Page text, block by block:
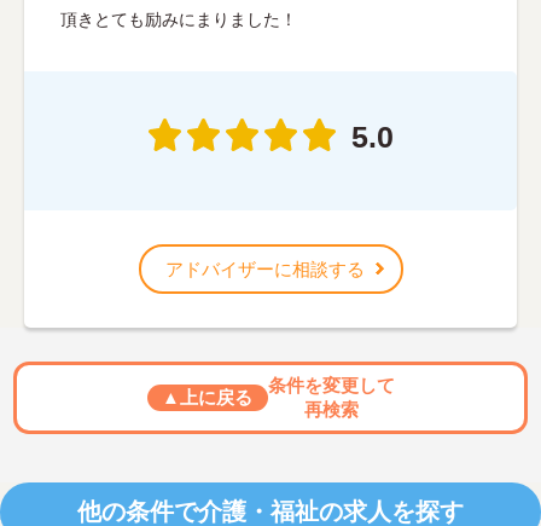
頂きとても励みにまりました！
5.0
アドバイザーに相談する
▲上に戻る
条件を変更して
再検索
他の条件で介護・福祉の求人を探す